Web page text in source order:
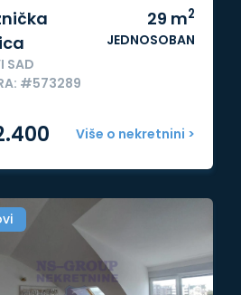
SAD
#573289
29 m2
JEDNOSOBAN
Više o nekretnini >